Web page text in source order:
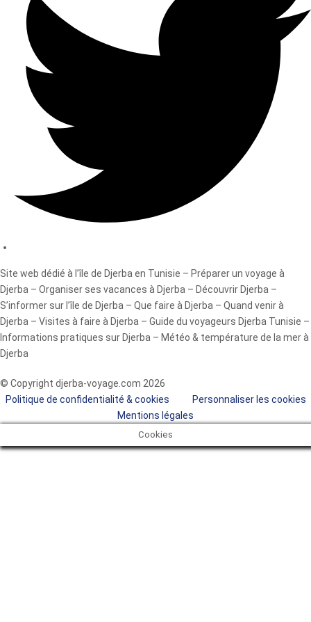
Site web dédié à l’île de Djerba en Tunisie – Préparer un voyage à
Djerba – Organiser ses vacances à Djerba – Découvrir Djerba –
S’informer sur l’île de Djerba – Que faire à Djerba – Quand venir à
Djerba – Visites à faire à Djerba – Guide du voyageurs Djerba Tunisie –
Informations pratiques sur Djerba – Météo & température de la mer à
Djerba
© Copyright djerba-voyage.com 2026
Politique de confidentialité & cookies
Personnaliser les cookies
Mentions légales
Cookies